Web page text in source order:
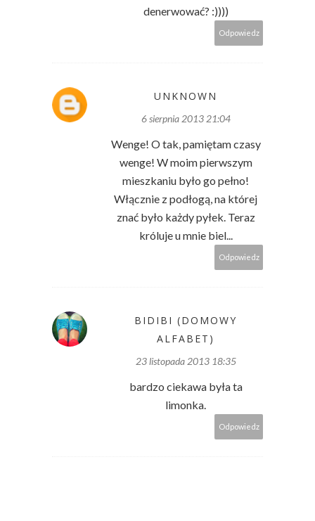
denerwować? :))))
Odpowiedz
UNKNOWN
6 sierpnia 2013 21:04
Wenge! O tak, pamiętam czasy
wenge! W moim pierwszym
mieszkaniu było go pełno!
Włącznie z podłogą, na której
znać było każdy pyłek. Teraz
króluje u mnie biel...
Odpowiedz
BIDIBI (DOMOWY
ALFABET)
23 listopada 2013 18:35
bardzo ciekawa była ta
limonka.
Odpowiedz